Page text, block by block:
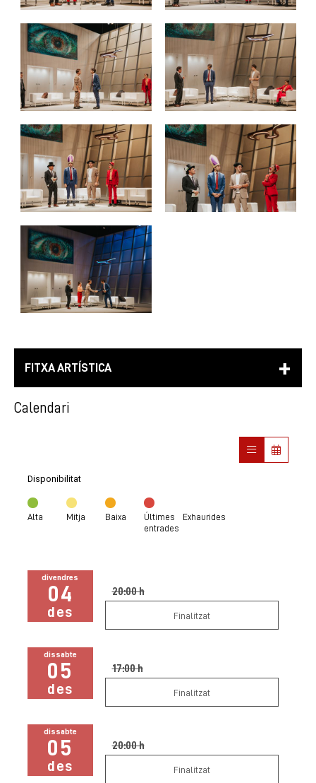
FITXA ARTÍSTICA
Calendari
Disponibilitat
Alta Mitja Baixa
Últimes
entrades
Exhaurides
divendres
04
des
20:00 h
Finalitzat
dissabte
05
des
17:00 h
Finalitzat
dissabte
05
des
20:00 h
Finalitzat